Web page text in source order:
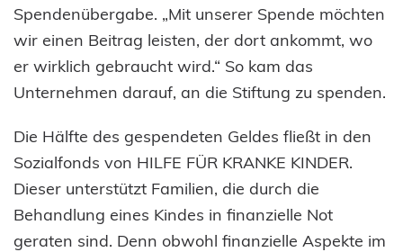
Spendenübergabe. „Mit unserer Spende möchten
wir einen Beitrag leisten, der dort ankommt, wo
er wirklich gebraucht wird.“ So kam das
Unternehmen darauf, an die Stiftung zu spenden.
Die Hälfte des gespendeten Geldes fließt in den
Sozialfonds von HILFE FÜR KRANKE KINDER.
Dieser unterstützt Familien, die durch die
Behandlung eines Kindes in finanzielle Not
geraten sind. Denn obwohl finanzielle Aspekte im